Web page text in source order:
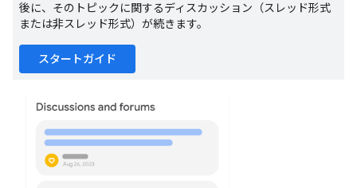
後に、そのトピックに関するディスカッション（スレッド形式
または非スレッド形式）が続きます。
スタートガイド